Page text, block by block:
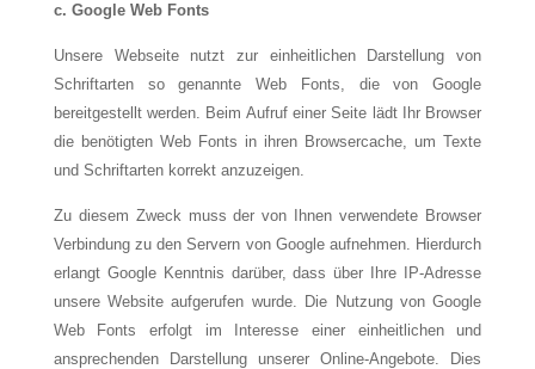
c. Google Web Fonts
Unsere Webseite nutzt zur einheitlichen Darstellung von
Schriftarten so genannte Web Fonts, die von Google
bereitgestellt werden. Beim Aufruf einer Seite lädt Ihr Browser
die benötigten Web Fonts in ihren Browsercache, um Texte
und Schriftarten korrekt anzuzeigen.
Zu diesem Zweck muss der von Ihnen verwendete Browser
Verbindung zu den Servern von Google aufnehmen. Hierdurch
erlangt Google Kenntnis darüber, dass über Ihre IP-Adresse
unsere Website aufgerufen wurde. Die Nutzung von Google
Web Fonts erfolgt im Interesse einer einheitlichen und
ansprechenden Darstellung unserer Online-Angebote. Dies